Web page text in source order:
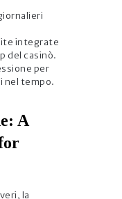
integrate
del casinò.
per
nel tempo.
A
la